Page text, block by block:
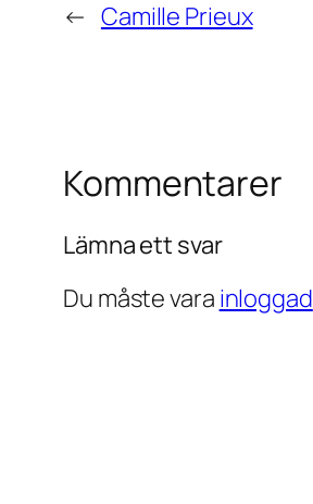
← Camille Prieux
Kommentarer
Lämna ett svar
Du måste vara inloggad